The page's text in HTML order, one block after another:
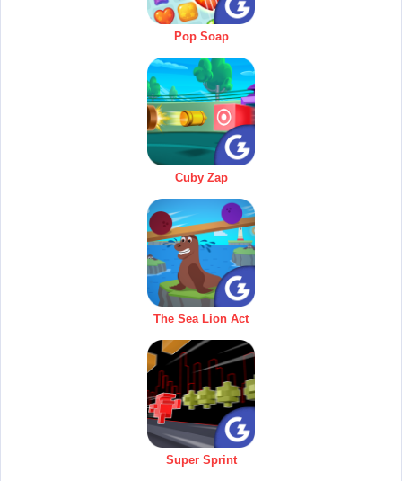
Pop Soap
Cuby Zap
The Sea Lion Act
Super Sprint